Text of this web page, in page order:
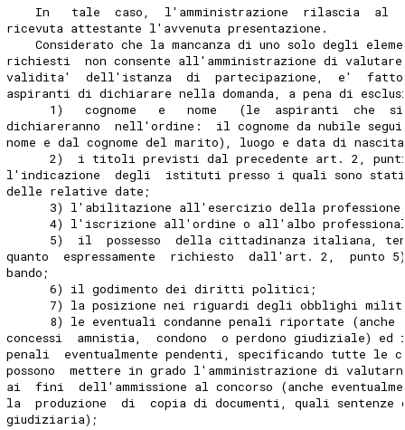
In   tale  caso,  l'amministrazione  rilascia  al
ricevuta attestante l'avvenuta presentazione.
Considerato che la mancanza di uno solo degli
richiesti  non consente all'amministrazione di valutare
validita'  dell'istanza  di  partecipazione,  e'
aspiranti di dichiarare nella domanda, a pena di
1)   cognome   e   nome   (le  aspiranti  che
dichiareranno  nell'ordine:  il cognome da nubile
nome e dal cognome del marito), luogo e data di
2)  i titoli previsti dal precedente art. 2,
l'indicazione  degli  istituti presso i quali sono stati
delle relative date;
3) l'abilitazione all'esercizio della
4) l'iscrizione all'ordine o all'albo
5)  il  possesso  della cittadinanza italiana,
quanto  espressamente  richiesto  dall'art. 2,  punto
bando;
      6) il godimento dei diritti politici;
7) la posizione nei riguardi degli obblighi
8) le eventuali condanne penali riportate (anche
concessi  amnistia,  condono  o perdono giudiziale) ed
penali  eventualmente pendenti, specificando tutte le
possono  mettere in grado l'amministrazione di
ai  fini  dell'ammissione al concorso (anche
la  produzione  di  copia di documenti, quali
giudiziaria);